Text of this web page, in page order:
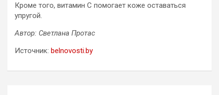
Кроме того, витамин C помогает коже оставаться
упругой.
Автор: Светлана Протас
Источник: belnovosti.by